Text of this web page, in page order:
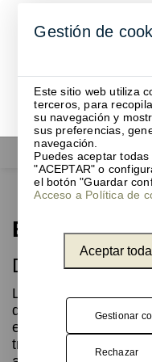
Eden
Diseño
La lámpara Eden de
diseñada para
en superficies
trabajo remoto. La
Gestión de
Este sitio web utiliza
terceros, para
su navegación y
sus preferencias,
navegación.
Puedes aceptar
"ACEPTAR" o
el botón "Guardar
Acceso a Política de
Aceptar
Gestionar
Rechazar